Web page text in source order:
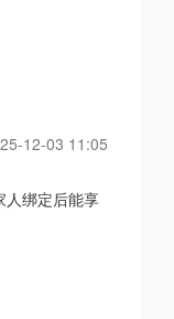
12-03 11:05
人绑定后能享